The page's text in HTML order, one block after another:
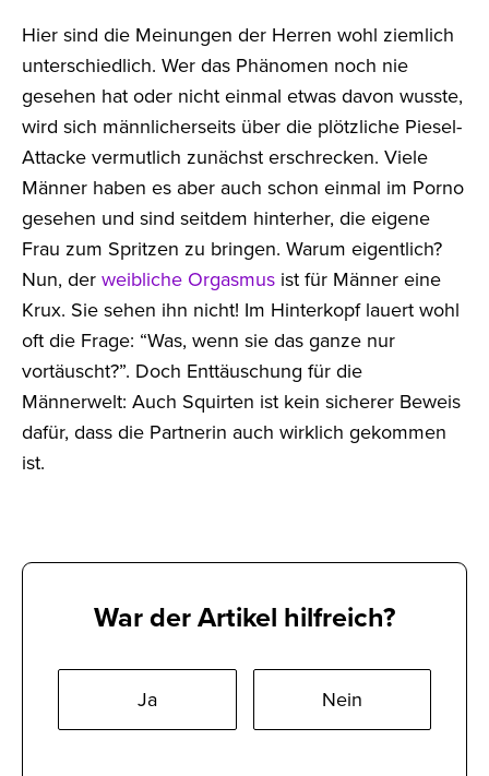
Hier sind die Meinungen der Herren wohl ziemlich
unterschiedlich. Wer das Phänomen noch nie
gesehen hat oder nicht einmal etwas davon wusste,
wird sich männlicherseits über die plötzliche Piesel-
Attacke vermutlich zunächst erschrecken. Viele
Männer haben es aber auch schon einmal im Porno
gesehen und sind seitdem hinterher, die eigene
Frau zum Spritzen zu bringen. Warum eigentlich?
Nun, der weibliche Orgasmus ist für Männer eine
Krux. Sie sehen ihn nicht! Im Hinterkopf lauert wohl
oft die Frage: “Was, wenn sie das ganze nur
vortäuscht?”. Doch Enttäuschung für die
Männerwelt: Auch Squirten ist kein sicherer Beweis
dafür, dass die Partnerin auch wirklich gekommen
ist.
War der Artikel hilfreich?
Ja Nein